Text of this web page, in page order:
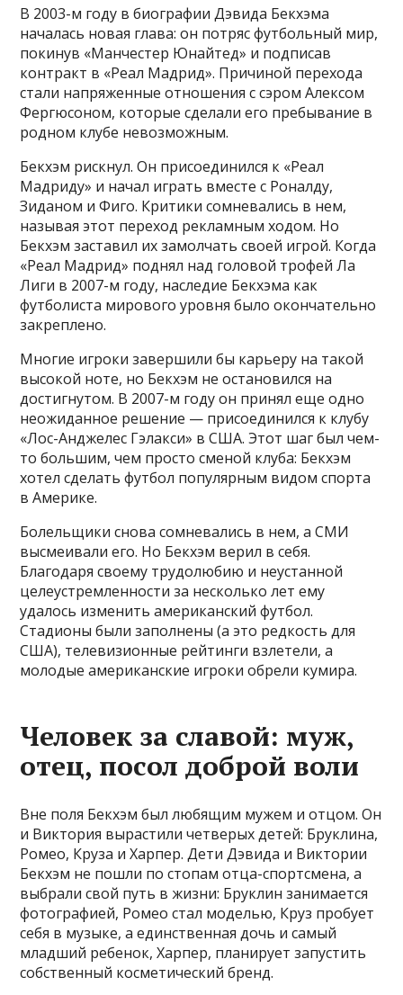
В 2003-м году в биографии Дэвида Бекхэма
началась новая глава: он потряс футбольный мир,
покинув «Манчестер Юнайтед» и подписав
контракт в «Реал Мадрид». Причиной перехода
стали напряженные отношения с сэром Алексом
Фергюсоном, которые сделали его пребывание в
родном клубе невозможным.
Бекхэм рискнул. Он присоединился к «Реал
Мадриду» и начал играть вместе с Роналду,
Зиданом и Фиго. Критики сомневались в нем,
называя этот переход рекламным ходом. Но
Бекхэм заставил их замолчать своей игрой. Когда
«Реал Мадрид» поднял над головой трофей Ла
Лиги в 2007-м году, наследие Бекхэма как
футболиста мирового уровня было окончательно
закреплено.
Многие игроки завершили бы карьеру на такой
высокой ноте, но Бекхэм не остановился на
достигнутом. В 2007-м году он принял еще одно
неожиданное решение — присоединился к клубу
«Лос-Анджелес Гэлакси» в США. Этот шаг был чем-
то большим, чем просто сменой клуба: Бекхэм
хотел сделать футбол популярным видом спорта
в Америке.
Болельщики снова сомневались в нем, а СМИ
высмеивали его. Но Бекхэм верил в себя.
Благодаря своему трудолюбию и неустанной
целеустремленности за несколько лет ему
удалось изменить американский футбол.
Стадионы были заполнены (а это редкость для
США), телевизионные рейтинги взлетели, а
молодые американские игроки обрели кумира.
Человек за славой: муж,
отец, посол доброй воли
Вне поля Бекхэм был любящим мужем и отцом. Он
и Виктория вырастили четверых детей: Бруклина,
Ромео, Круза и Харпер. Дети Дэвида и Виктории
Бекхэм не пошли по стопам отца-спортсмена, а
выбрали свой путь в жизни: Бруклин занимается
фотографией, Ромео стал моделью, Круз пробует
себя в музыке, а единственная дочь и самый
младший ребенок, Харпер, планирует запустить
собственный косметический бренд.